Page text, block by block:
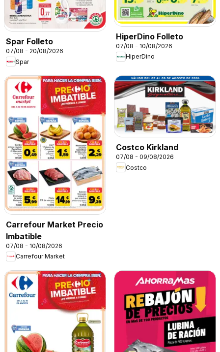
Spar Folleto
07/08 - 20/08/2026
Spar
HiperDino Folleto
07/08 - 10/08/2026
HiperDino
Carrefour Market Precio
Imbatible
07/08 - 10/08/2026
Carrefour Market
Costco Kirkland
07/08 - 09/08/2026
Costco